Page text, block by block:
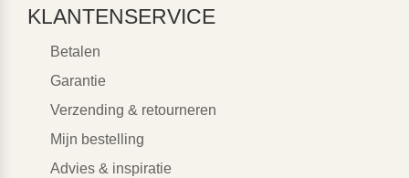
KLANTENSERVICE
Betalen
Garantie
Verzending & retourneren
Mijn bestelling
Advies & inspiratie